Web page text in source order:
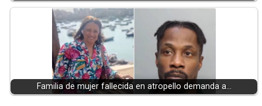
Familia de mujer fallecida en atropello demanda a…